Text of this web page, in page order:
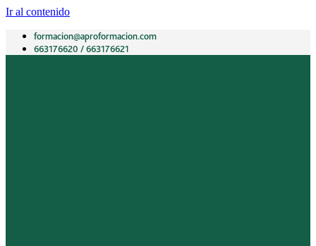
Ir al contenido
formacion@aproformacion.com
663176620 / 663176621